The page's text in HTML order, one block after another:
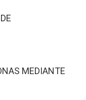
MEDIANTE